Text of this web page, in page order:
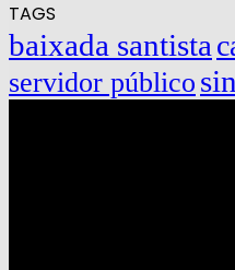
TAGS
baixada santista
servidor público